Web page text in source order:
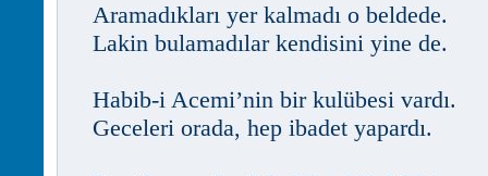
Aramadıkları yer kalmadı o beldede.
Lakin bulamadılar kendisini yine de.
Habib-i Acemi’nin bir kulübesi vardı.
Geceleri orada, hep ibadet yapardı.